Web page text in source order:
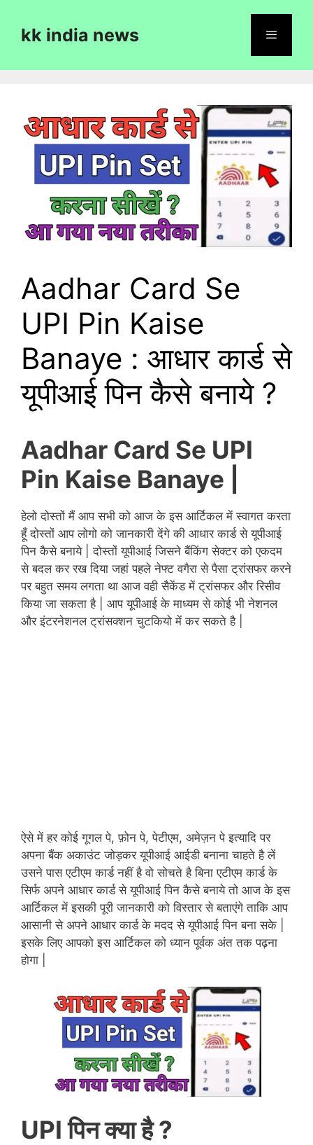
contentkk india news
Aadhar Card Se
UPI Pin Kaise
Banaye : आधार कार्ड से
यूपीआई पिन कैसे बनाये ?
Aadhar Card Se UPI
Pin Kaise Banaye |
हेलो दोस्तों मैं आप सभी को आज के इस आर्टिकल में स्वागत करता
हूँ दोस्तों आपलोगो को जानकारी देंगे की आधार कार्ड से यूपीआई
पिन कैसे बनाये | दोस्तों यूपीआई जिसने बैंकिंग सेक्टर को एकदम
से बदल कर रख दिया जहां पहले नेफ्ट वगैरा से पैसा ट्रांसफर करने
पर बहुत समय लगता था आज वही सैकेंड में ट्रांसफर और रिसीव
किया जा सकता है | आप यूपीआई के माध्यम से कोई भी नेशनल
और इंटरनेशनल ट्रांसक्शन चुटकियो में कर सकते है |
ऐसे में हर कोई गूगल पे, फ़ोन पे, पेटीएम, अमेज़न पे इत्यादि पर
अपना बैंक अकाउंट जोड़कर यूपीआई आईडी बनाना चाहते है लें
उसने पास एटीएम कार्ड नहीं है वो सोचते है बिना एटीएम कार्ड के
सिर्फ अपने आधार कार्ड से यूपीआई पिन कैसे बनाये तो आज के इस
आर्टिकल में इसकी पूरी जानकारी को विस्तार से बताएंगे ताकि आप
आसानी से अपने आधार कार्ड के मदद से यूपीआई पिन बना सके |
इसके लिए आपको इस आर्टिकल को ध्यान पूर्वक अंत तक पढ़ना
होगा |
UPI पिन क्या है ?